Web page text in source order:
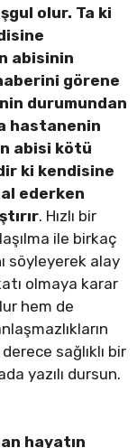
olur. Ta ki
abisinin
görene
durumundan
hastanenin
abisi kötü
ki kendisine
ederken
. Hızlı bir
ile birkaç
söyleyerek alay
olmaya karar
hem de
sağlıklı bir
yazılı dursun.
hayatın